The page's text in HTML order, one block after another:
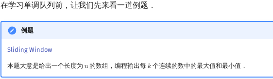
在学习单调队列前，让我们先来看一道例题．
例题
Sliding Window
本题大意是给出一个长度为 𝑛
n的数组，编程输出每𝑘
k个连续的数中的最大值和最小值．